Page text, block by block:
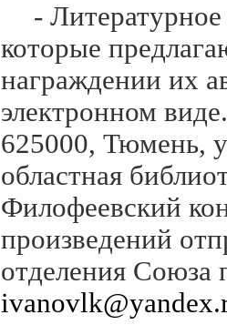
-
которые
награждении их
электронном
625000, Тюмень,
областная
Филофеевский
произведений
отделения Союза